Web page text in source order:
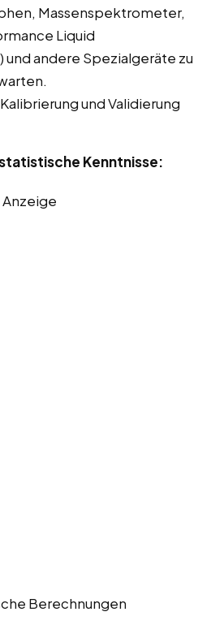
Massenspektrometer,
Liquid
andere Spezialgeräte zu
und Validierung
Kenntnisse:
Anzeige
Berechnungen